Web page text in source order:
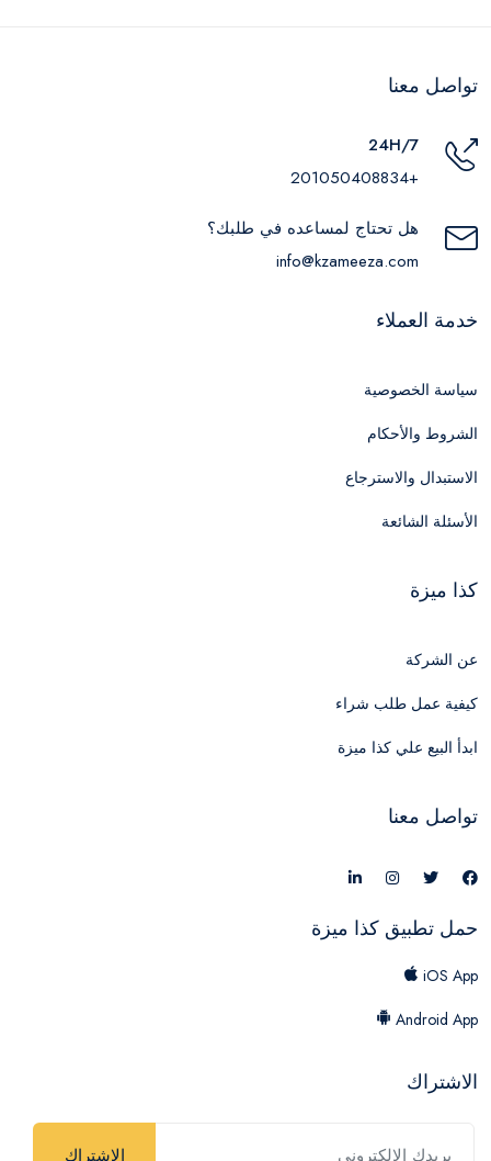
تواصل معنا
24H/7
+201050408834
هل تحتاج لمساعده في طلبك؟
info@kzameeza.com
خدمة العملاء
سياسة الخصوصية
الشروط والأحكام
الاستبدال والاسترجاع
الأسئلة الشائعة
كذا ميزة
عن الشركة
كيفية عمل طلب شراء
ابدأ البيع علي كذا ميزة
تواصل معنا
حمل تطبيق كذا ميزة
iOS App
Android App
الاشتراك
الاشتراك